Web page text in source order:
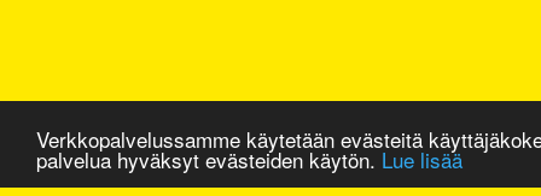
Verkkopalvelussamme käytetään evästeitä
palvelua hyväksyt evästeiden käytön. Lue lisää